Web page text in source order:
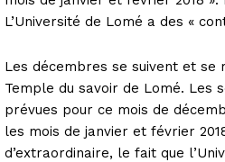
L’Université de Lomé a des «
Les décembres se suivent et se
Temple du savoir de Lomé. Les
prévues pour ce mois de
les mois de janvier et février
d’extraordinaire, le fait que